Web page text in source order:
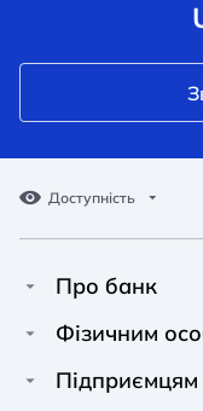
Доступність
A A
Звичайний
A A
Середній
Про банк
Про Unex Bank
Фізичним
Кредити
Підприємцям